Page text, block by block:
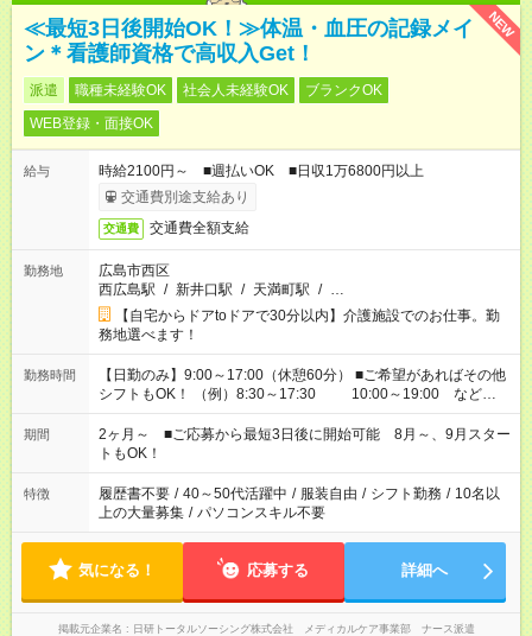
NEW
≪最短3日後開始OK！≫体温・血圧の記録メイ
ン＊看護師資格で高収入Get！
派遣 職種未経験OK 社会人未経験OK
ブランクOK
WEB登録・面接OK
給与
時給2100円～ ■週払いOK ■日収1万6800円以上
交通費別途支給あり
交通費 交通費全額支給
勤務地
広島市西区
西広島駅 / 新井口駅 / 天満町駅 / …
【自宅からドアtoドアで30分以内】介護施設でのお仕事。勤
務地選べます！
勤務時間
【日勤のみ】9:00～17:00（休憩60分） ■ご希望があればその他
シフトもOK！ （例）8:30～17:30 10:00～19:00 など
「家族とお休みを合わせたい」 「できれば残業はしたくない」
など、あなたのご希望に沿ったお仕事をご紹介します！ ※Wワ
ーク希望の方へ 今ご覧のお仕事で希望する勤務時間と、もう1つ
のお仕事の勤務時間。 合計で週40時間を超える場合は応募でき
ません
期間
2ヶ月～ ■ご応募から最短3日後に開始可能 8月～、9月スター
トもOK！
特徴 履歴書不要 / 40～50代活躍中 / 服装自由 / シフト勤務 / 10名以
上の大量募集 / パソコンスキル不要
気になる！ 応募する 詳細へ
掲載元企業名 日研トータルソーシング株式会社 メディカルケア事業部 ナース派遣